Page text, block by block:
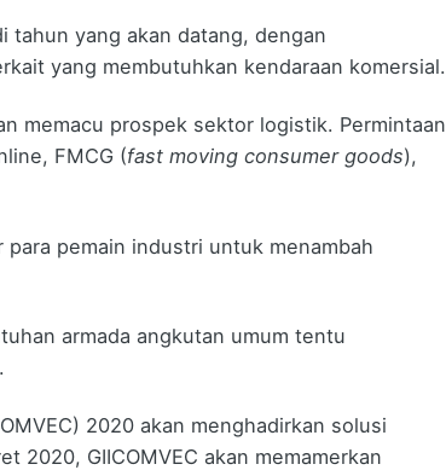
tahun yang akan datang, dengan
yang membutuhkan kendaraan komersial.
memacu prospek sektor logistik. Permintaan
FMCG (fast moving consumer goods),
pemain industri untuk menambah
armada angkutan umum tentu
2020 akan menghadirkan solusi
2020, GIICOMVEC akan memamerkan